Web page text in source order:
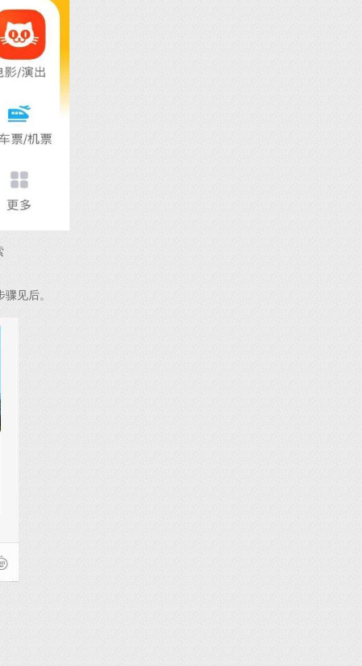
见后。